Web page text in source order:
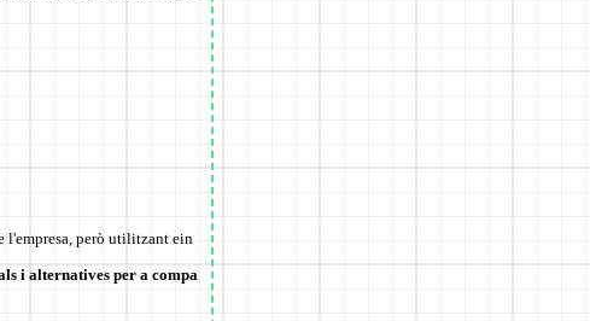
l'empresa, però utilitzant ein
i alternatives per a compa